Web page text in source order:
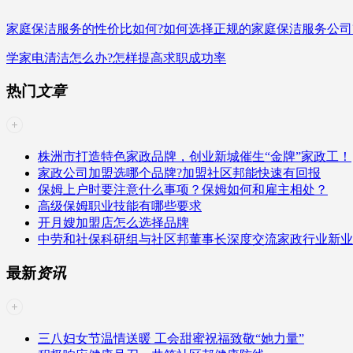
家庭保洁服务的性价比如何?如何选择正规的家庭保洁服务公司
学家电清洁怎么办?怎样提高求职成功率
热门 文章
株洲市打造特色家政品牌，创业新城催生“金牌”家政工！
家政公司加盟选哪个品牌?加盟社区邦能快速有回报
保姆上户时要注意什么事项？保姆如何和雇主相处？
高级保姆职业技能有哪些要求
开月嫂加盟店怎么选择品牌
中劳和社保科研组与社区邦董事长深度交流家政行业新
最新资讯
三八妇女节温情送暖 工会甜蜜祝福致敬“她力量”